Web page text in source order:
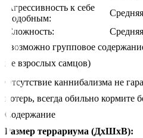
Агрессивность к себе
подобным:
Сложность:
Средняя
*возможно групповое
же взрослых самцов)
Отсутствие каннибализма не
потерь, всегда обильно кормите
Содержание
Размер террариума (ДxШxВ):